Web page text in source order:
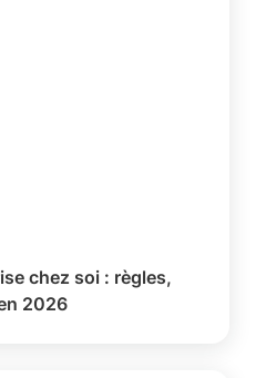
chez soi : règles,
2026